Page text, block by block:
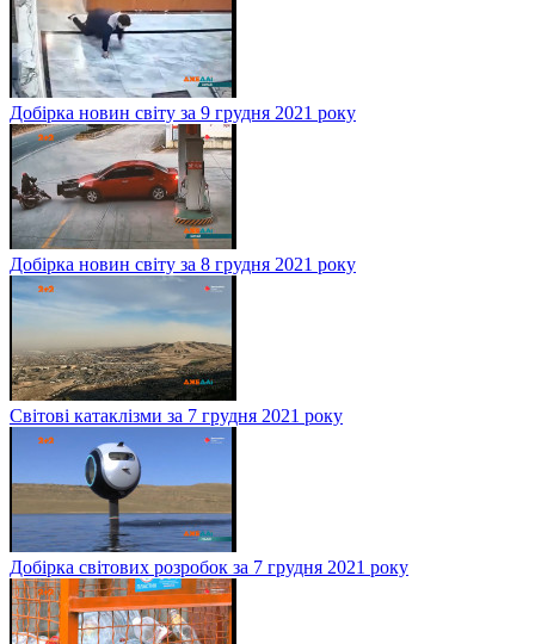
Добірка новин світу за 9 грудня 2021 року
Добірка новин світу за 8 грудня 2021 року
Світові катаклізми за 7 грудня 2021 року
Добірка світових розробок за 7 грудня 2021 року